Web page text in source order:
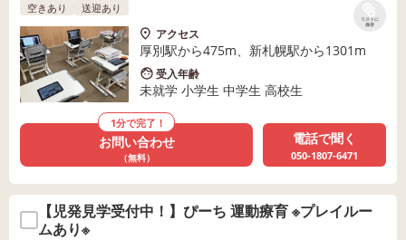
リストに
保存
空きあり 送迎あり
アクセス
厚別駅から475m、新札幌駅から1301m
受入年齢
未就学 小学生 中学生 高校生
1分で完了！
お問い合わせ
（無料）
電話で聞く
050-1807-6471
【児発見学受付中！】ぴーち 運動療育 ※プレイルー
ムあり※